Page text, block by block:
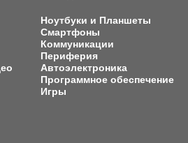
Ноутбуки и Планшеты
Смартфоны
Коммуникации
Периферия
Автоэлектроника
Программное обеспечение
Игры